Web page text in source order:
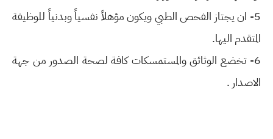
5- ان يجتاز الفحص الطبي ويكون مؤهلاً نفسياً وبدنياً للوظيفة
المتقدم اليها.
6- تخضع الوثائق والمستمسكات كافة لصحة الصدور من جهة
الاصدار .